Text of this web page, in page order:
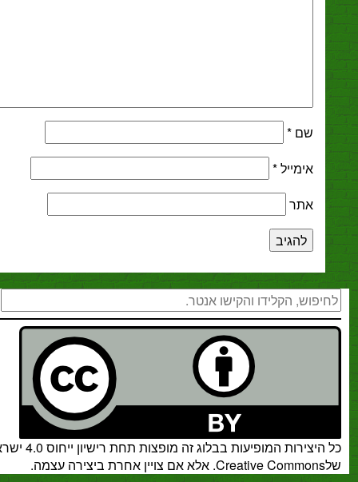
*
*
המופיעות בבלוג זה מופצות תחת
רישיון ייחוס 4.0 ישראל
.אלא אם צויין אחרת ביצירה עצמה.